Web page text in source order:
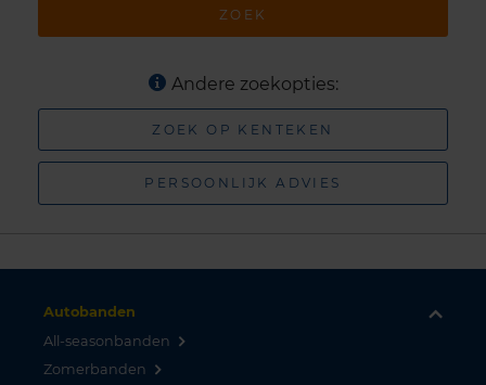
ZOEK
Andere zoekopties:
ZOEK OP KENTEKEN
PERSOONLIJK ADVIES
Autobanden
All-seasonbanden
Zomerbanden